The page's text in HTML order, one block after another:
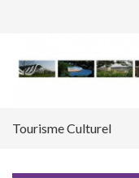
Tourisme Culturel